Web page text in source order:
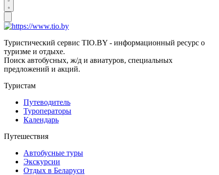
Туристический сервис TIO.BY - информационный ресурс о
туризме и отдыхе.
Поиск автобусных, ж/д и авиатуров, специальных
предложений и акций.
Туристам
Путеводитель
Туроператоры
Календарь
Путешествия
Автобусные туры
Экскурсии
Отдых в Беларуси